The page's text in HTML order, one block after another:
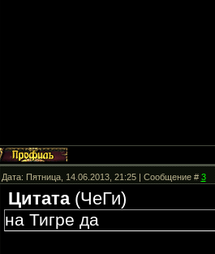
Дата: Пятница, 14.06.2013, 21:25 | Сообщение #3
Цитата(ЧеГи)
на Тигре да